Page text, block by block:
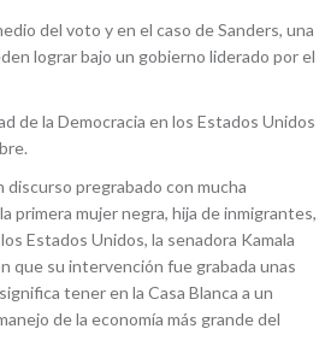
del voto y en el caso de Sanders, una
lograr bajo un gobierno liderado por el
de la Democracia en los Estados Unidos
discurso pregrabado con mucha
primera mujer negra, hija de inmigrantes,
Estados Unidos, la senadora Kamala
que su intervención fue grabada unas
tener en la Casa Blanca a un
de la economía más grande del